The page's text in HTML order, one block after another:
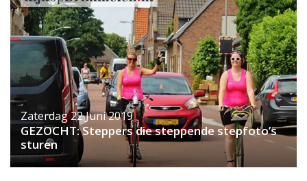
Zaterdag 22 Juni 2019
GEZOCHT: Steppers die steppende stepfoto’s
sturen